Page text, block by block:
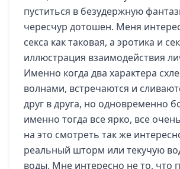
пуститься в безудержную
чересчур дотошен. Меня
секса как таковая, а эротика и
иллюстрация взаимодействия
Именно когда два характера
волнами, встречаются и
друг в друга, но одновременно
именно тогда все ярко, все
на это смотреть так же
реальный шторм или текучую
воды. Мне интересно не то, что